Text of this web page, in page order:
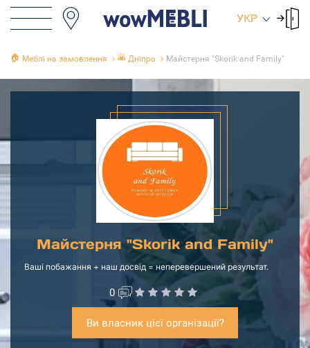
УКР
🏠 Меблі на замовлення 🌇 Дніпро Майстерня "Skorik and Family"
Майстерня "Skorik and Family"
Ваші побажання + наш досвід = неперевершений результат.
0
Ви власник цієї організації?